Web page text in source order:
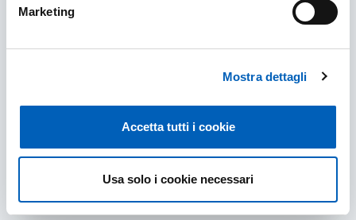
Marketing
Mostra dettagli
Accetta tutti i cookie
Usa solo i cookie necessari
Nella mente di un’AI: cosa pensa quando
MERCOLEDÌ, 30 SETTEMBRE, 2026 - 17:30
SCOPRI DI PIÙNELLA MENTE DI UN’AI: COSA PENSA